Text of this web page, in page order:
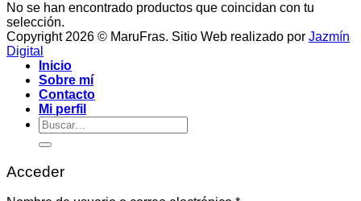
No se han encontrado productos que coincidan con tu
selección.
Copyright 2026 © MaruFras. Sitio Web realizado por Jazmín
Digital
Inicio
Sobre mí
Contacto
Mi perfil
Buscar
por:
Acceder